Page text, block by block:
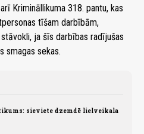
Krimināllikuma 318. pantu, kas
tīšam darbībām,
ja šīs darbības radījušas
smagas sekas.
sieviete dzemdē lielveikala